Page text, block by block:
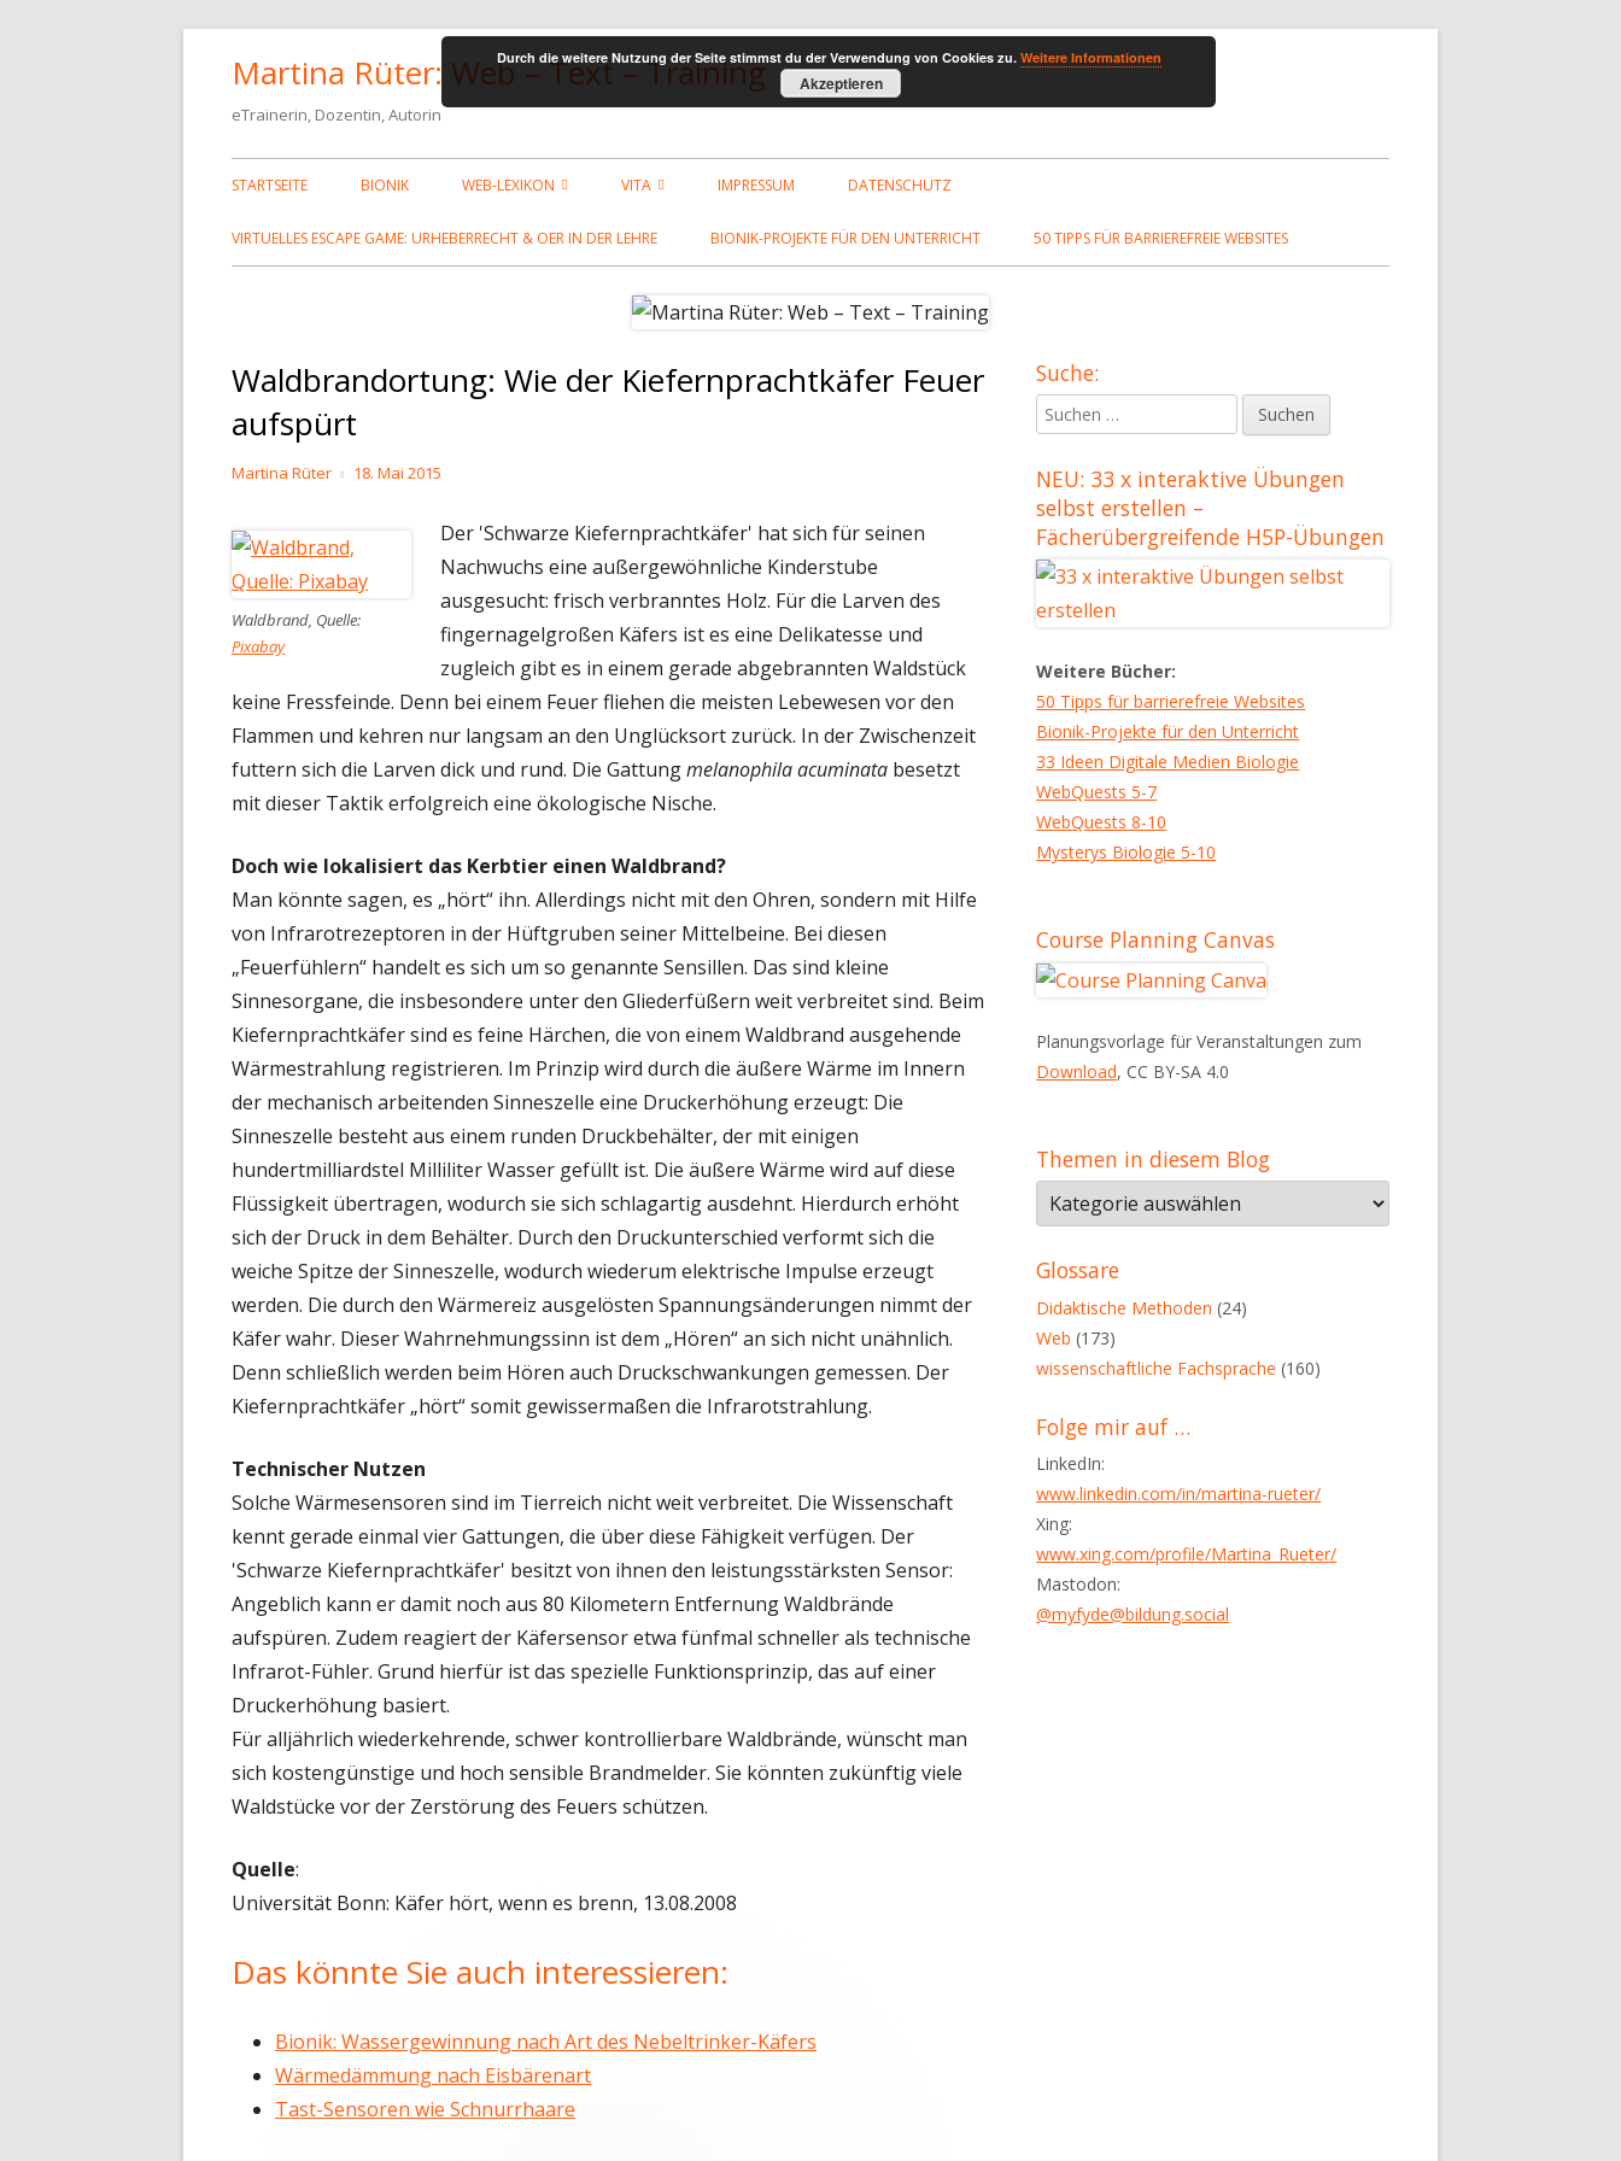
Martina Rüter: Web – Text – Training
eTrainerin, Dozentin, Autorin
Primäres
Menü
STARTSEITE BIONIK WEB-LEXIKON
HTML-TAGS
SONDERZEICHEN-KODIERUNG
VITA
WERKE
IMPRESSUM DATENSCHUTZ
VIRTUELLES ESCAPE GAME: URHEBERRECHT & OER IN DER LEHRE BIONIK-PROJEKTE FÜR DEN UNTERRICHT 50 TIPPS FÜR BARRIEREFREIE WEBSITES
Waldbrandortung: Wie der Kiefernprachtkäfer Feuer
aufspürt
Autor
Martina Rüter
Veröffentlicht
18. Mai 2015
Waldbrand, Quelle:
Pixabay
Der 'Schwarze Kiefernprachtkäfer' hat sich für seinen
Nachwuchs eine außergewöhnliche Kinderstube
ausgesucht: frisch verbranntes Holz. Für die Larven des
fingernagelgroßen Käfers ist es eine Delikatesse und
zugleich gibt es in einem gerade abgebrannten Waldstück
keine Fressfeinde. Denn bei einem Feuer fliehen die meisten Lebewesen vor den
Flammen und kehren nur langsam an den Unglücksort zurück. In der Zwischenzeit
futtern sich die Larven dick und rund. Die Gattungmelanophila acuminata besetzt
mit dieser Taktik erfolgreich eine ökologische Nische.
Doch wie lokalisiert das Kerbtier einen Waldbrand?
Man könnte sagen, es „hört“ ihn. Allerdings nicht mit den Ohren, sondern mit Hilfe
von Infrarotrezeptoren in der Hüftgruben seiner Mittelbeine. Bei diesen
„Feuerfühlern“ handelt es sich um so genannte Sensillen. Das sind kleine
Sinnesorgane, die insbesondere unter den Gliederfüßern weit verbreitet sind. Beim
Kiefernprachtkäfer sind es feine Härchen, die von einem Waldbrand ausgehende
Wärmestrahlung registrieren. Im Prinzip wird durch die äußere Wärme im Innern
der mechanisch arbeitenden Sinneszelle eine Druckerhöhung erzeugt: Die
Sinneszelle besteht aus einem runden Druckbehälter, der mit einigen
hundertmilliardstel Milliliter Wasser gefüllt ist. Die äußere Wärme wird auf diese
Flüssigkeit übertragen, wodurch sie sich schlagartig ausdehnt. Hierdurch erhöht
sich der Druck in dem Behälter. Durch den Druckunterschied verformt sich die
weiche Spitze der Sinneszelle, wodurch wiederum elektrische Impulse erzeugt
werden. Die durch den Wärmereiz ausgelösten Spannungsänderungen nimmt der
Käfer wahr. Dieser Wahrnehmungssinn ist dem „Hören“ an sich nicht unähnlich.
Denn schließlich werden beim Hören auch Druckschwankungen gemessen. Der
Kiefernprachtkäfer „hört“ somit gewissermaßen die Infrarotstrahlung.
Technischer Nutzen
Solche Wärmesensoren sind im Tierreich nicht weit verbreitet. Die Wissenschaft
kennt gerade einmal vier Gattungen, die über diese Fähigkeit verfügen. Der
'Schwarze Kiefernprachtkäfer' besitzt von ihnen den leistungsstärksten Sensor:
Angeblich kann er damit noch aus 80 Kilometern Entfernung Waldbrände
aufspüren. Zudem reagiert der Käfersensor etwa fünfmal schneller als technische
Infrarot-Fühler. Grund hierfür ist das spezielle Funktionsprinzip, das auf einer
Druckerhöhung basiert.
Für alljährlich wiederkehrende, schwer kontrollierbare Waldbrände, wünscht man
sich kostengünstige und hoch sensible Brandmelder. Sie könnten zukünftig viele
Waldstücke vor der Zerstörung des Feuers schützen.
Quelle:
Universität Bonn: Käfer hört, wenn es brenn, 13.08.2008
Das könnte Sie auch interessieren:
Bionik: Wassergewinnung nach Art des Nebeltrinker-Käfers
Wärmedämmung nach Eisbärenart
Tast-Sensoren wie Schnurrhaare
Haupt-
Seitenleiste
Suche:
Suchen
nach:
NEU: 33 x interaktive Übungen
selbst erstellen –
Fächerübergreifende H5P-Übungen
Weitere Bücher:
50 Tipps für barrierefreie Websites
Bionik-Projekte für den Unterricht
33 Ideen Digitale Medien Biologie
WebQuests 5-7
WebQuests 8-10
Mysterys Biologie 5-10
Course Planning Canvas
Planungsvorlage für Veranstaltungen zum
Download, CC BY-SA 4.0
Themen in diesem Blog
Themen
in
diesem
Blog
Glossare
Didaktische Methoden (24)
Web (173)
wissenschaftliche Fachsprache (160)
Folge mir auf …
LinkedIn:
www.linkedin.com/in/martina-rueter/
Xing:
www.xing.com/profile/Martina_Rueter/
Mastodon:
@myfyde@bildung.social
Durch die weitere Nutzung der Seite stimmst du der Verwendung von Cookies zu. Weitere Informationen
Akzeptieren